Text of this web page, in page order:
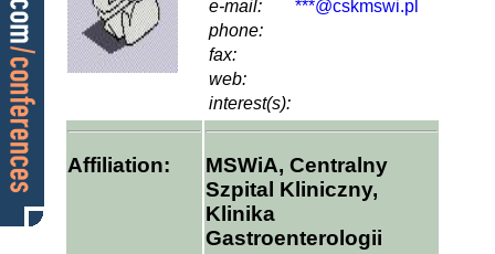
e-mail:
***@cskmswi.pl
phone:
fax:
web:
interest(s):
Affiliation:
MSWiA, Centralny
Szpital Kliniczny,
Klinika
Gastroenterologii